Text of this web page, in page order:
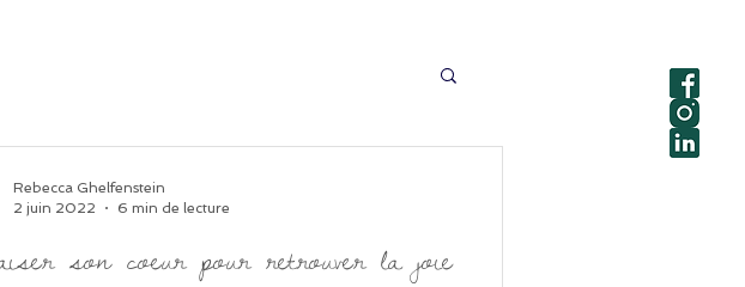
son coeur pour retrouver la joie
Rebecca Ghelfenstein
2 juin 2022
6 min de lecture